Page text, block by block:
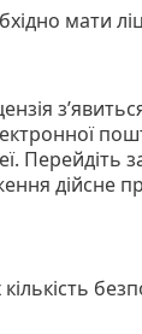
мати
Перейдіть
дійсне